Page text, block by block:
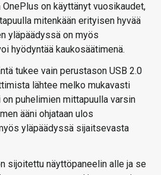
on käyttänyt vuosikaudet,
mitenkään erityisen hyvää
yläpäädyssä on myös
hyödyntää kaukosäätimenä.
tukee vain perustason USB 2.0
lähtee melko mukavasti
puhelimien mittapuulla varsin
ääni ohjataan ulos
yläpäädyssä sijaitsevasta
sijoitettu näyttöpaneelin alle ja se